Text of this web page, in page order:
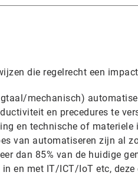
die regelrecht een
mechanisch)
en precedures te
en technische of
van automatiseren zijn al
dan 85% van de huidige
en met IT/ICT/IoT etc,